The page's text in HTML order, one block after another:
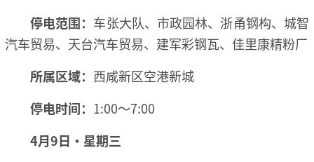
停电范围： 车张大队、市政园林、浙甬钢构、城智
汽车贸易、天台汽车贸易、建军彩钢瓦、佳里康精粉厂
所属区域： 西咸新区空港新城
停电时间： 1:00～7:00
4月9日·星期三